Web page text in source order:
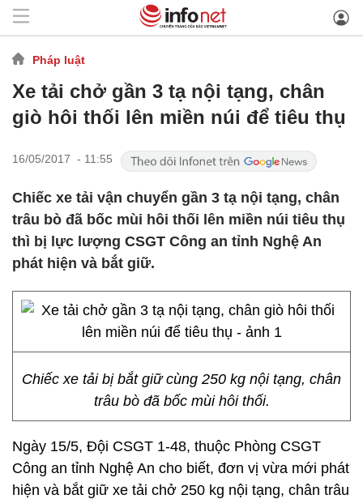
Pháp luật
Xe tải chở gần 3 tạ nội tạng, chân
giò hôi thối lên miền núi để tiêu thụ
16/05/2017 - 11:55
Chiếc xe tải vận chuyển gần 3 tạ nội tạng, chân
trâu bò đã bốc mùi hôi thối lên miền núi tiêu thụ
thì bị lực lượng CSGT Công an tỉnh Nghệ An
phát hiện và bắt giữ.
Chiếc xe tải bị bắt giữ cùng 250 kg nội tạng, chân
trâu bò đã bốc mùi hôi thối.
Ngày 15/5, Đội CSGT 1-48, thuộc Phòng CSGT
Công an tỉnh Nghệ An cho biết, đơn vị vừa mới phát
hiện và bắt giữ xe tải chở 250 kg nội tạng, chân trâu